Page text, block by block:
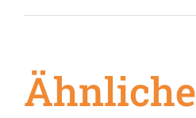
Ähnliche